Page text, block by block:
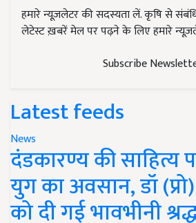
हमारे न्यूज़लेटर की सदस्यता लें. कृषि से
लेटेस्ट ख़बरें मेल पर पढ़ने के लिए हमारे
Subscribe
Latest feeds
News
दंडकारण्य की साहित्य
युग का अवसान, डॉ
को दी गई भावभीनी